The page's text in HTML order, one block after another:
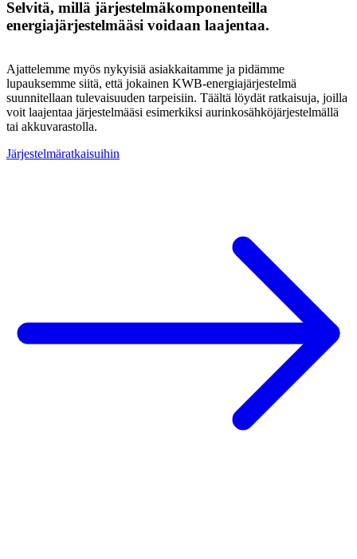
Selvitä, millä järjestelmäkomponenteilla
energiajärjestelmääsi voidaan laajentaa.
Ajattelemme myös nykyisiä asiakkaitamme ja pidämme
lupauksemme siitä, että jokainen KWB-energiajärjestelmä
suunnitellaan tulevaisuuden tarpeisiin. Täältä löydät ratkaisuja, joilla
voit laajentaa järjestelmääsi esimerkiksi aurinkosähköjärjestelmällä
tai akkuvarastolla.
Järjestelmäratkaisuihin